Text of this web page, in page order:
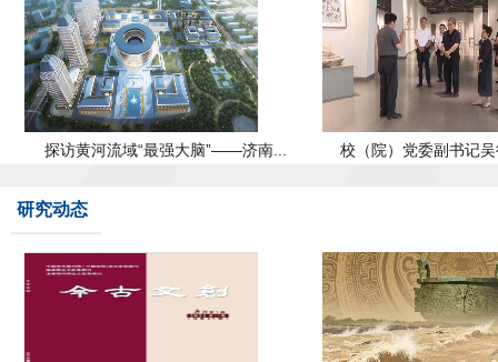
探访黄河流域“最强大脑”——济南... 校（院）党委副书记
研究动态